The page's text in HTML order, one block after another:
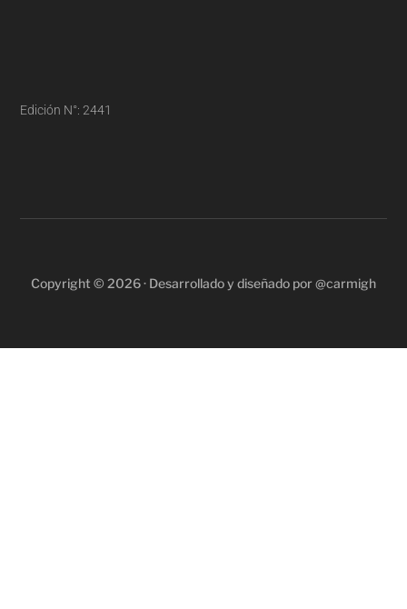
Edición N°: 2441
Copyright © 2026 · Desarrollado y diseñado por @carmigh